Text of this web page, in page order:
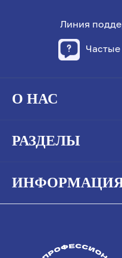
Линия
О НАС
РАЗДЕЛЫ